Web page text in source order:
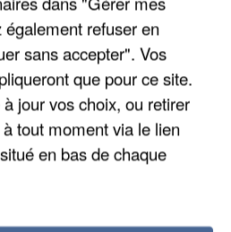
refuser en
sans accepter". Vos
que pour ce site.
jour vos choix, ou retirer
tout moment via le lien
en bas de chaque